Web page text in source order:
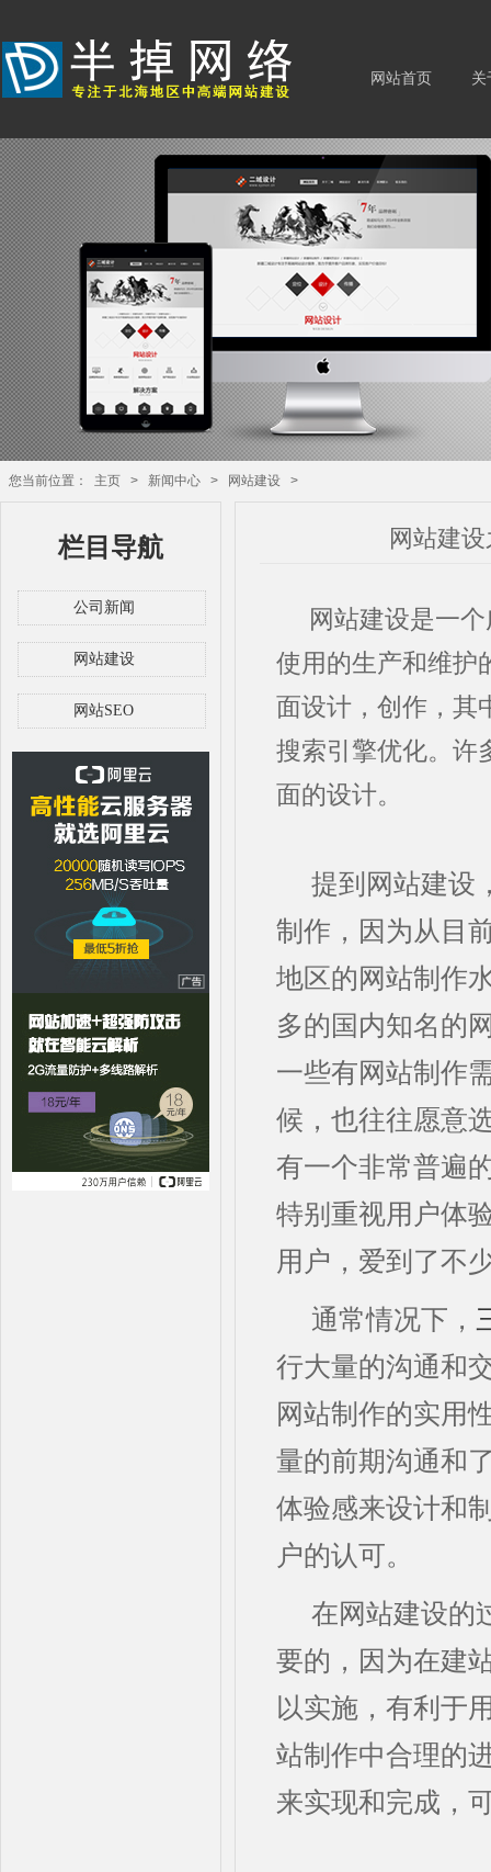
网站首页 关
您当前位置： 主页 > 新闻中心 > 网站建设 >
栏目导航
公司新闻
网站建设
网站SEO
网站建
网站建设是一个
使用的生产和维护
面设计，创作，其
搜索引擎优化。许
面的设计。
提到网站建设
制作，因为从目
地区的网站制作
多的国内知名的
一些有网站制作
候，也往往愿意
有一个非常普遍
特别重视用户体
用户，爱到了不
通常情况下，
行大量的沟通和
网站制作的实用
量的前期沟通和
体验感来设计和
户的认可。
在网站建设的
要的，因为在建
以实施，有利于
站制作中合理的
来实现和完成，